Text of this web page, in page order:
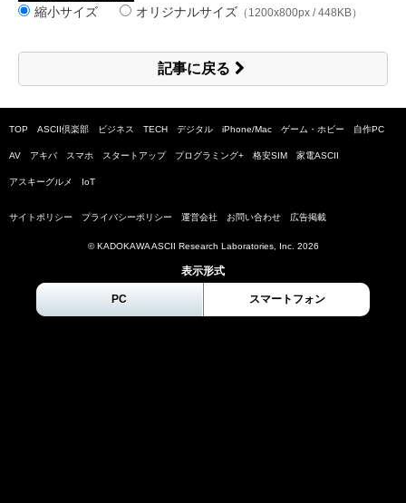
縮小サイズ オリジナルサイズ （1200x800px / 448KB）
記事に戻る
TOP ASCII倶楽部 ビジネス TECH デジタル iPhone/Mac ゲーム・ホビー 自作PC
AV アキバ スマホ スタートアップ プログラミング+ 格安SIM 家電ASCII
アスキーグルメ IoT
サイトポリシー プライバシーポリシー 運営会社 お問い合わせ 広告掲載
© KADOKAWA ASCII Research Laboratories, Inc. 2026
表示形式
PC スマートフォン